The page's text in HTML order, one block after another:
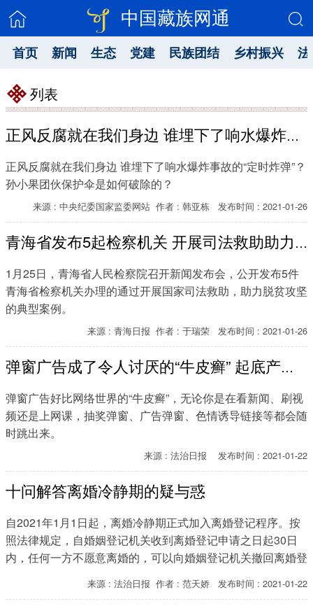
中国藏族网通
首页 新闻 生态 党建 民族团结 乡村振兴
列表
正风反腐就在我们身边 谁埋下了响水爆炸事故的“定时炸弹”？孙小果团伙保护伞是如何破除的？
正风反腐就在我们身边 谁埋下了响水爆炸事故的“定时炸弹”？
孙小果团伙保护伞是如何破除的？
来源 : 中央纪委国家监委网站 作者 : 韩亚栋 发布时间 : 2021-01-26
青海省发布5起检察机关 开展司法救助助力脱贫攻坚典型案例
1月25日，青海省人民检察院召开新闻发布会，公开发布5件
青海省检察机关办理的通过开展国家司法救助，助力脱贫攻坚
的典型案例。
来源 : 青海日报 作者 : 于瑞荣 发布时间 : 2021-01-26
弹窗广告成了令人讨厌的“牛皮癣” 起底产业灰链
弹窗广告好比网络世界的“牛皮癣”，无论你是在看新闻、刷视
频还是上网课，抽奖弹窗、广告弹窗、色情诱导链接等都会随
时跳出来。
来源 : 法治日报 发布时间 : 2021-01-22
十问解答离婚冷静期的疑与惑
自2021年1月1日起，离婚冷静期正式加入离婚登记程序。按
照法律规定，自婚姻登记机关收到离婚登记申请之日起30日
内，任何一方不愿意离婚的，可以向婚姻登记机关撤回离婚登
申请发给离婚证；未申请的，视为撤回离婚登记申请。
来源 : 法治日报 作者 : 范天娇 发布时间 : 2021-01-22